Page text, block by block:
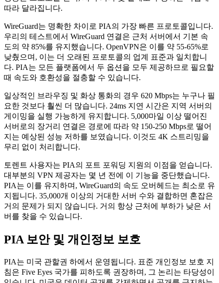
따라 달라집니다.
WireGuard는 명확한 차이로 PIA의 가장 빠른 프로토콜입니다.
우리의 테스트에서 WireGuard 연결은 근처 서버에서 기본 속
도의 약 85%를 유지했습니다. OpenVPN은 이를 약 55-65%로
낮췄으며, 이는 더 오래된 프로토콜의 업계 표준과 일치합니
다. PIA는 모든 플랫폼에서 두 옵션을 모두 제공하므로 필요할
때 속도와 호환성을 절충할 수 있습니다.
일상적인 브라우징 및 화상 통화의 경우 620 Mbps는 누구나 필
요한 것보다 훨씬 더 많습니다. 24ms 지연 시간은 지역 서버의
게이밍을 실행 가능하게 유지합니다. 5,000마일 이상 떨어진
서버로의 장거리 연결은 경로에 따라 약 150-250 Mbps로 떨어
지는 예상된 성능 저하를 보였습니다. 이것도 4K 스트리밍을
무리 없이 처리합니다.
토렌트 사용자는 PIA의 포트 포워딩 지원의 이점을 얻습니다.
대부분의 VPN 제공자는 몇 년 전에 이 기능을 중단했습니다.
PIA는 이를 유지하며, WireGuard의 속도 오버헤드는 최소로 유
지됩니다. 35,000개 이상의 거대한 서버 수와 결합하면 혼잡은
거의 문제가 되지 않습니다. 거의 항상 근처에 부하가 낮은 서
버를 찾을 수 있습니다.
PIA 보안 및 개인정보 보호
PIA는 미국 관할권 하에서 운영됩니다. 표준 개인정보 보호 지
침은 Five Eyes 국가를 피하도록 권장하며, 그 논리는 타당성이